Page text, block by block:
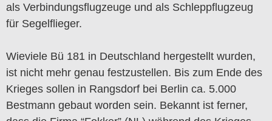
als Verbindungsflugzeuge und als Schleppflugzeug
für Segelflieger.
Wieviele Bü 181 in Deutschland hergestellt wurden,
ist nicht mehr genau festzustellen. Bis zum Ende des
Krieges sollen in Rangsdorf bei Berlin ca. 5.000
Bestmann gebaut worden sein. Bekannt ist ferner,